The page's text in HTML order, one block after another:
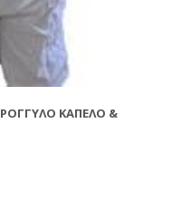
ΚΑΠΈΛΟ &